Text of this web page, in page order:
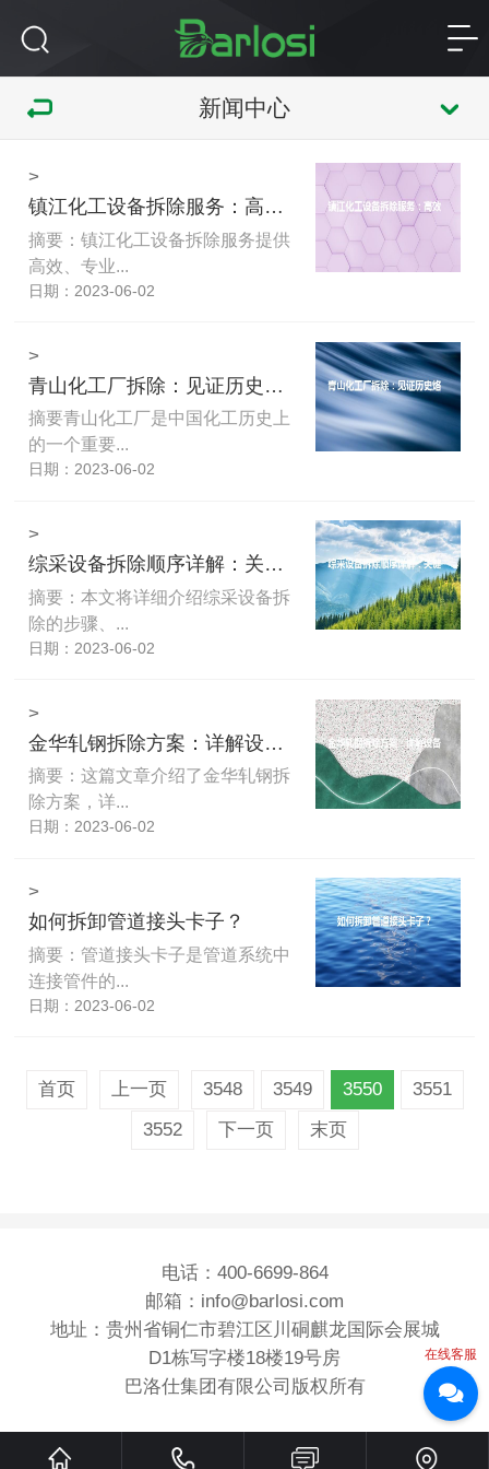
新闻中心
>
镇江化工设备拆除服务：高效、专业、安全的解决方案
摘要：镇江化工设备拆除服务提供
高效、专业...
日期：2023-06-02
>
青山化工厂拆除：见证历史烙印
摘要青山化工厂是中国化工历史上
的一个重要...
日期：2023-06-02
>
综采设备拆除顺序详解：关键步骤、注意事项及安全预防
摘要：本文将详细介绍综采设备拆
除的步骤、...
日期：2023-06-02
>
金华轧钢拆除方案：详解设备拆除流程和实施方案
摘要：这篇文章介绍了金华轧钢拆
除方案，详...
日期：2023-06-02
>
如何拆卸管道接头卡子？
摘要：管道接头卡子是管道系统中
连接管件的...
日期：2023-06-02
首页 上一页 3548 3549 3550
3551
3552
下一页 末页
电话：400-6699-864
邮箱：info@barlosi.com
地址：贵州省铜仁市碧江区川硐麒龙国际会展城
D1栋写字楼18楼19号房
巴洛仕集团有限公司版权所有
在线客服